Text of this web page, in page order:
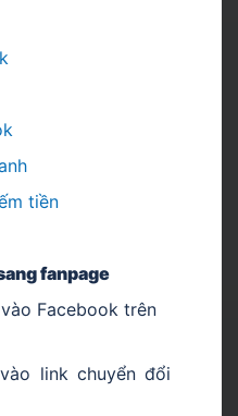
tiền
fanpage
Facebook trên
link chuyển đổi